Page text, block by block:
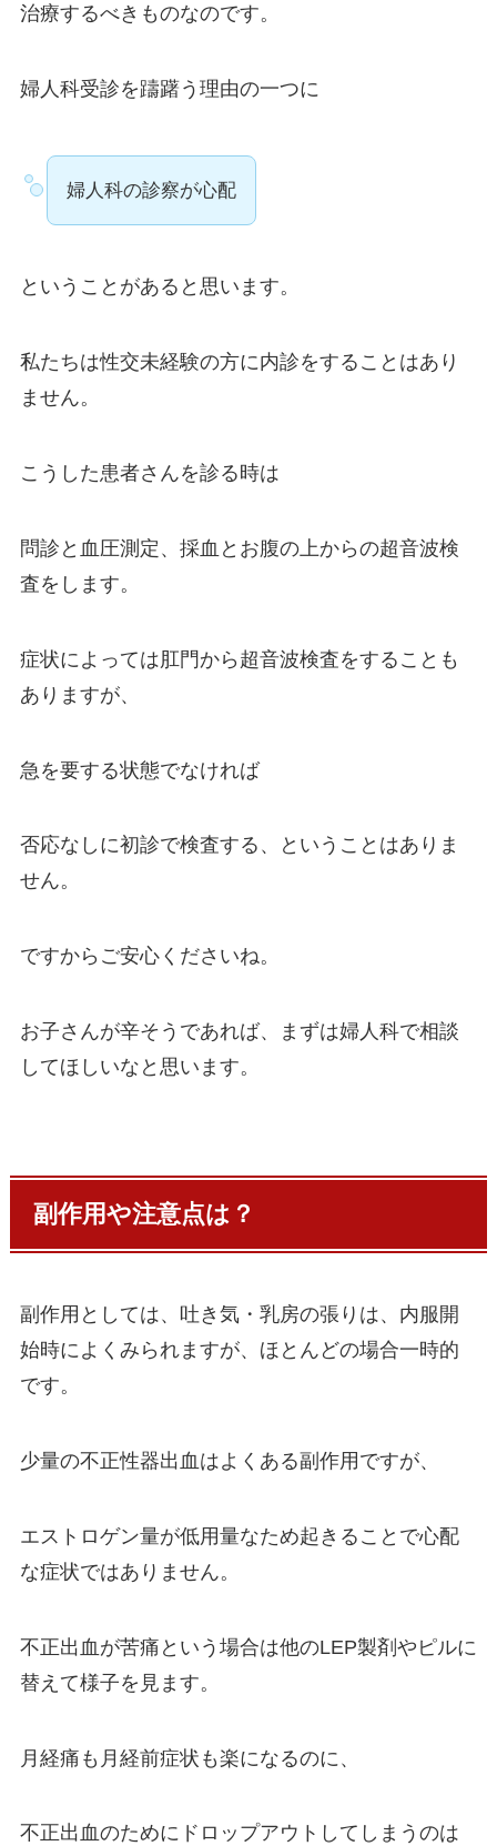
治療するべきものなのです。
婦人科受診を躊躇う理由の一つに
婦人科の診察が心配
ということがあると思います。
私たちは性交未経験の方に内診をすることはあり
ません。
こうした患者さんを診る時は
問診と血圧測定、採血とお腹の上からの超音波検
査をします。
症状によっては肛門から超音波検査をすることも
ありますが、
急を要する状態でなければ
否応なしに初診で検査する、ということはありま
せん。
ですからご安心くださいね。
お子さんが辛そうであれば、まずは婦人科で相談
してほしいなと思います。
副作用や注意点は？
副作用としては、吐き気・乳房の張りは、内服開
始時によくみられますが、ほとんどの場合一時的
です。
少量の不正性器出血はよくある副作用ですが、
エストロゲン量が低用量なため起きることで心配
な症状ではありません。
不正出血が苦痛という場合は他のLEP製剤やピルに
替えて様子を見ます。
月経痛も月経前症状も楽になるのに、
不正出血のためにドロップアウトしてしまうのは